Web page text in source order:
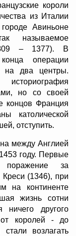
короли
из Италии
Авиньоне
называемое
– 1377). В
операции
на два центры.
но со своей
концов Франция
католической
отступить.
между Англией
году. Первые
поражение за
(1346), при
на континенте
жизнь сотни
другого
королей - до
возлагать